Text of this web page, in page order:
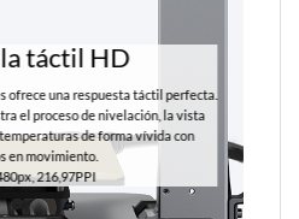
táctil HD
ofrece una respuesta táctil perfecta.
el proceso de nivelación, la vista
de forma vívida con
en movimiento.
216,97PPI